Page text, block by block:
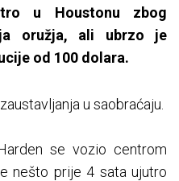
u Houstonu zbog
oružja, ali ubrzo je
od 100 dolara.
u saobraćaju.
se vozio centrom
nešto prije 4 sata ujutro